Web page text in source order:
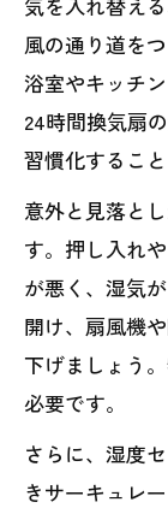
風の通り道を
浴室やキッチ
24時間換気扇
習慣化するこ
意外と見落と
す。押し入れ
が悪く、湿気
開け、扇風機
下げましょう
必要です。
さらに、湿度
きサーキュレ